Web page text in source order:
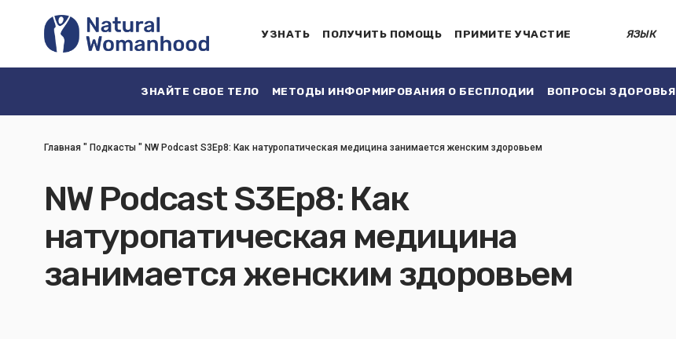
УЗНАТЬ ПОЛУЧИТЬ ПОМОЩЬ ПРИМИТЕ УЧАСТИЕ ЯЗЫК
ЗНАЙТЕ СВОЕ ТЕЛО МЕТОДЫ ИНФОРМИРОВАНИЯ О БЕСПЛОДИИ ВОПРОСЫ ЗДОРОВЬЯ
Главная " Подкасты " NW Podcast S3Ep8: Как натуропатическая медицина занимается женским здоровьем
NW Podcast S3Ep8: Как
натуропатическая медицина
занимается женским здоровьем